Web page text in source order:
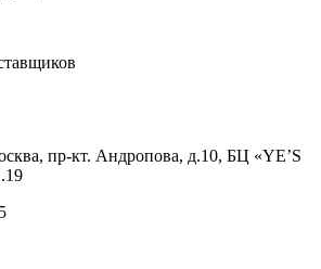
пр-кт. Андропова, д.10, БЦ «YE’S